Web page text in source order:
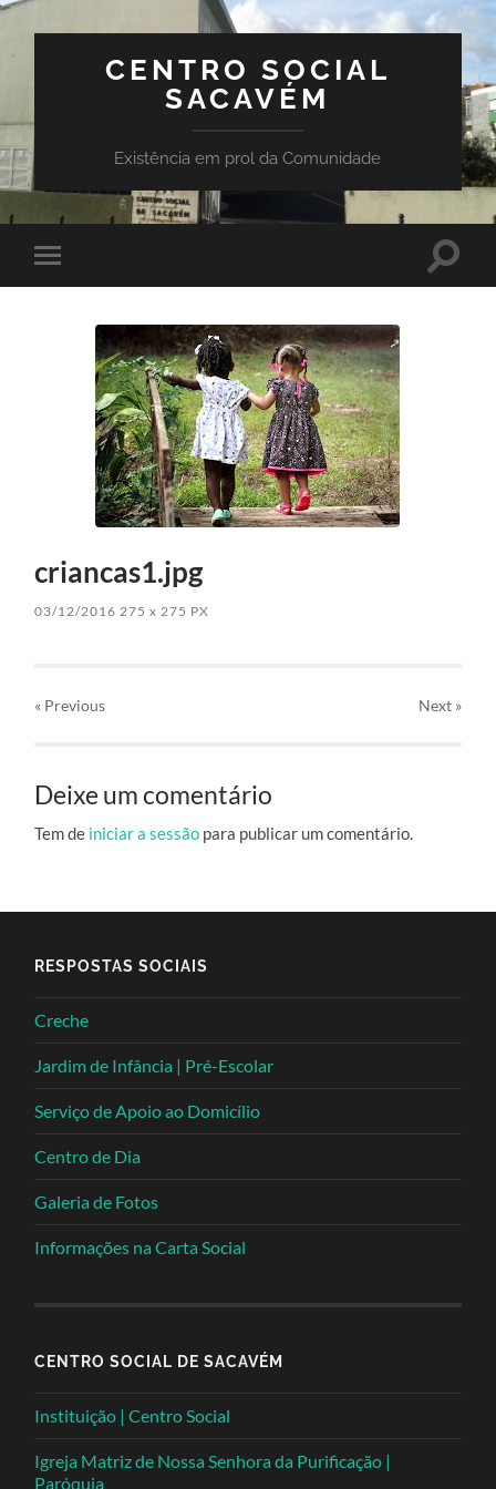
CENTRO SOCIAL
SACAVÉM
Existência em prol da Comunidade
Toggle
mobile
Toggle
criancas1.jpg
03/12/2016 275x 275 PX
« Previous Next»
Deixe um comentário
Tem de iniciar a sessão para publicar um comentário.
RESPOSTAS SOCIAIS
Creche
Jardim de Infância | Pré-Escolar
Serviço de Apoio ao Domicílio
Centro de Dia
Galeria de Fotos
Informações na Carta Social
CENTRO SOCIAL DE SACAVÉM
Instituição | Centro Social
Igreja Matriz de Nossa Senhora da Purificação |
Paróquia